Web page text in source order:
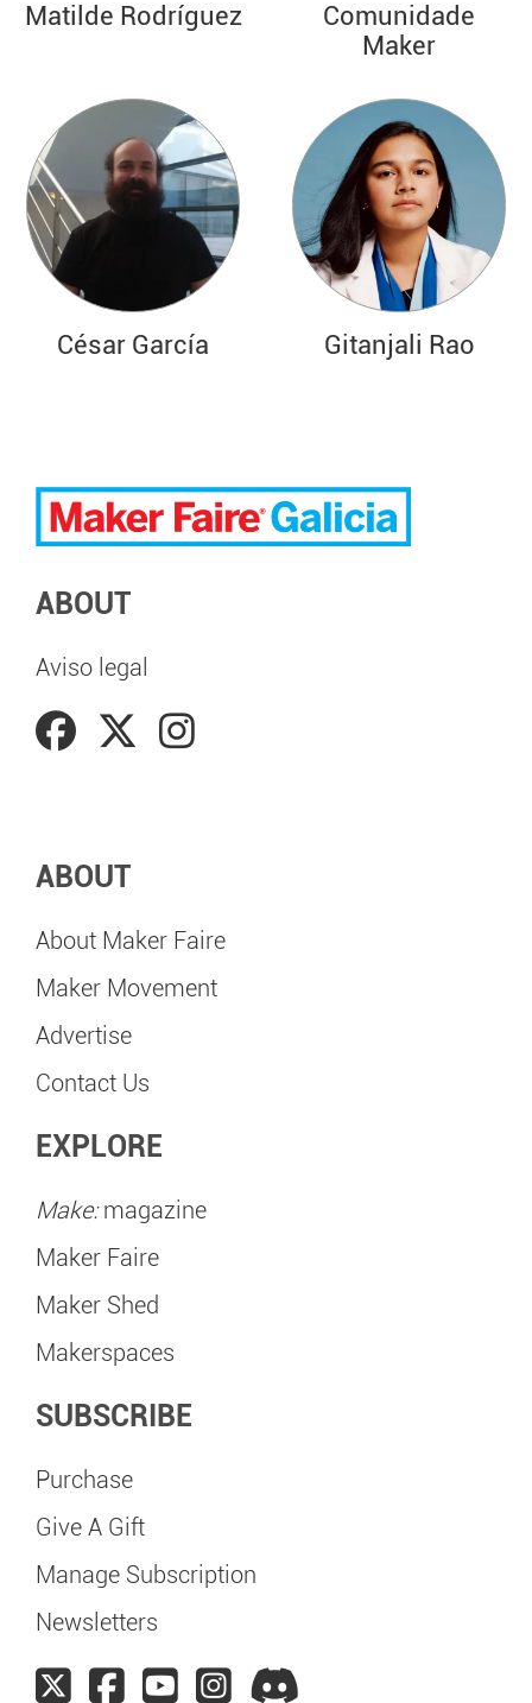
Matilde Rodríguez
Comunidade
Maker
César García Gitanjali Rao
ABOUT
Aviso legal
ABOUT
About Maker Faire
Maker Movement
Advertise
Contact Us
EXPLORE
Make:magazine
Maker Faire
Maker Shed
Makerspaces
SUBSCRIBE
Purchase
Give A Gift
Manage Subscription
Newsletters